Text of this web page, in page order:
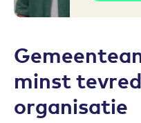
minst
organisatie